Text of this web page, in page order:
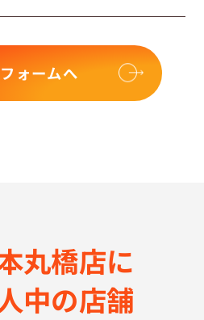
ォームへ
丸橋店に
中の店舗